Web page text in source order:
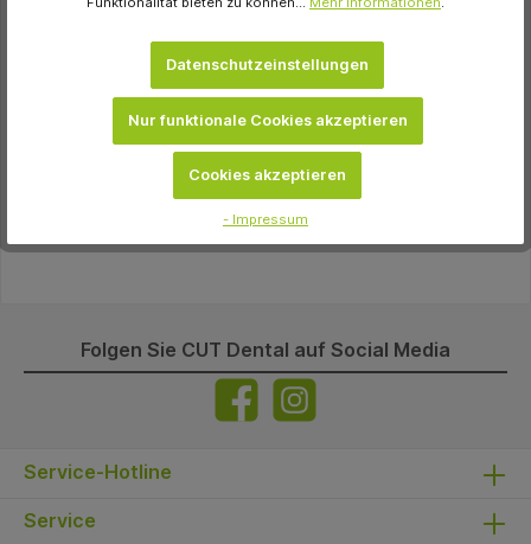
Sekusept® MultiEnzyme Leistungsstarker pH
Instrumente u…Mehr
Folgen Sie CUT Dental auf Social Media
Service-Hotline
Service
Datenschutzeinstellungen
Nur funktionale Cookies akzeptieren
Cookies akzeptieren
- Impressum